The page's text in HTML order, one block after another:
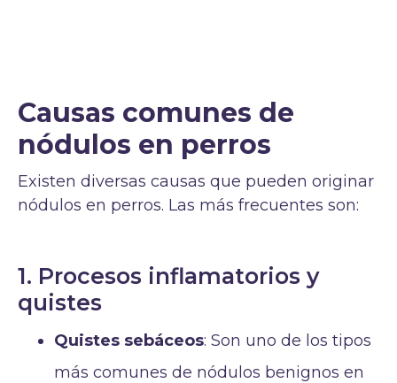
Causas comunes de
nódulos en perros
Existen diversas causas que pueden originar
nódulos en perros. Las más frecuentes son:
1. Procesos inflamatorios y
quistes
Quistes sebáceos: Son uno de los tipos
más comunes de nódulos benignos en